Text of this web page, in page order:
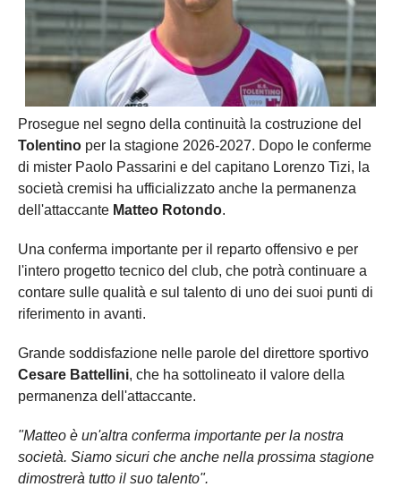
Prosegue nel segno della continuità la costruzione del
Tolentino per la stagione 2026-2027. Dopo le conferme
di mister Paolo Passarini e del capitano Lorenzo Tizi, la
società cremisi ha ufficializzato anche la permanenza
dell'attaccante Matteo Rotondo.
Una conferma importante per il reparto offensivo e per
l'intero progetto tecnico del club, che potrà continuare a
contare sulle qualità e sul talento di uno dei suoi punti di
riferimento in avanti.
Grande soddisfazione nelle parole del direttore sportivo
Cesare Battellini, che ha sottolineato il valore della
permanenza dell'attaccante.
"Matteo è un'altra conferma importante per la nostra
società. Siamo sicuri che anche nella prossima stagione
dimostrerà tutto il suo talento".